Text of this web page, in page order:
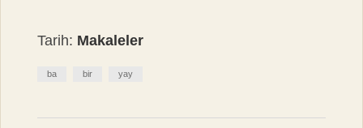
Tarih: Makaleler
ba bir yay